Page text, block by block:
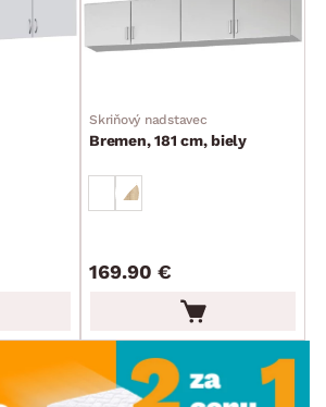
Skriňový nadstavec
Bremen, 181 cm, biely
169.90 €